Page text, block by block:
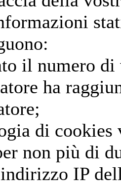
il numero
ha
di
non più di
IP